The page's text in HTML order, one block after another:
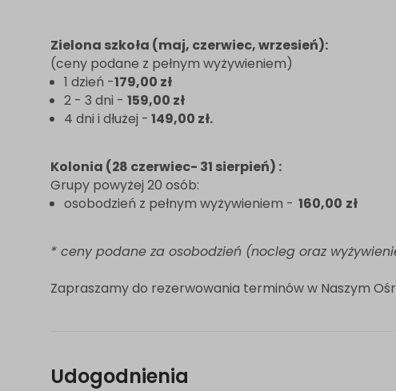
Zielona szkoła (maj, czerwiec, wrzesień):
(ceny podane z pełnym wyżywieniem)
1 dzień -179,00 zł
2 - 3 dni - 159,00 zł
4 dni i dłużej - 149,00 zł.
Kolonia (28 czerwiec- 31 sierpień) :
Grupy powyżej 20 osób:
osobodzień z pełnym wyżywieniem - 160,00 zł
* ceny podane za osobodzień (nocleg oraz
Zapraszamy do rezerwowania terminów w Naszym
Udogodnienia